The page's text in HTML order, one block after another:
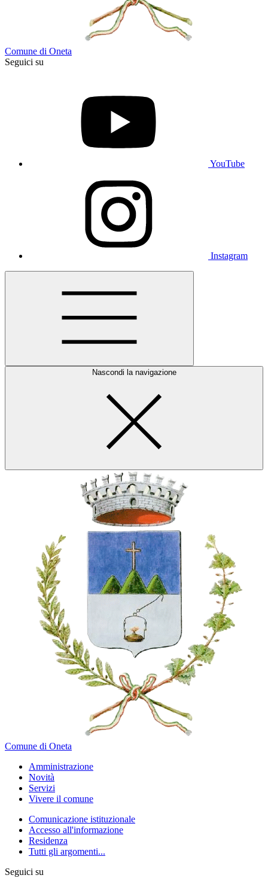
Comune di Oneta
Seguici su
YouTube
Instagram
Nascondi la navigazione
Comune di Oneta
Amministrazione
Novità
Servizi
Vivere il comune
Comunicazione istituzionale
Accesso all'informazione
Residenza
Tutti gli argomenti...
Seguici su